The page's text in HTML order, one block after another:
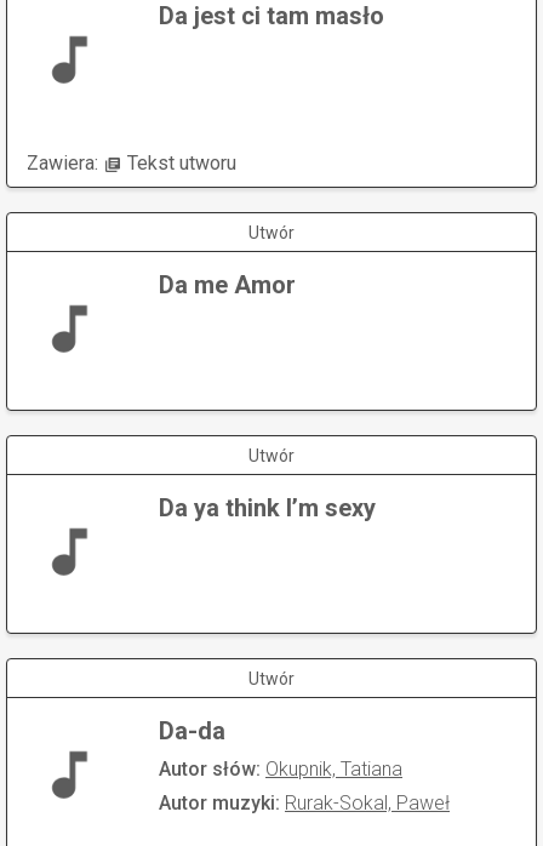
Da jest ci tam masło
Zawiera: Tekst utworu
Utwór
Da me Amor
Utwór
Da ya think I’m sexy
Utwór
Da-da
Autor słów: Okupnik, Tatiana
Autor muzyki: Rurak-Sokal, Paweł